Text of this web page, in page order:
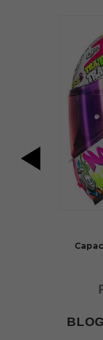
BLOG